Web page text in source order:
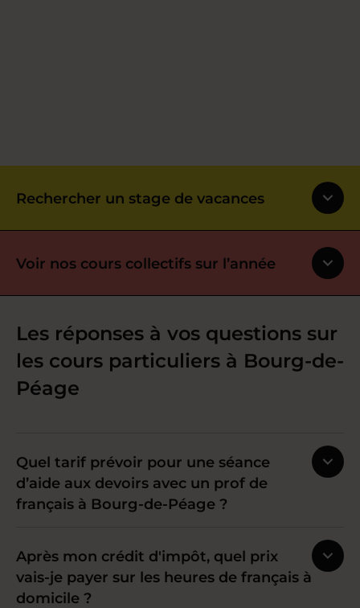
Rechercher un stage de vacances
Voir nos cours collectifs sur l’année
Les réponses à vos questions sur
les cours particuliers à Bourg-de-
Péage
Quel tarif prévoir pour une séance
d’aide aux devoirs avec un prof de
français à Bourg-de-Péage ?
Après mon crédit d'impôt, quel prix
vais-je payer sur les heures de français à
domicile ?